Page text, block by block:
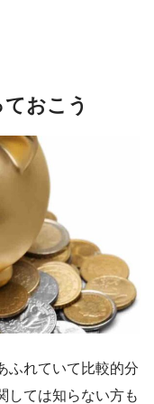
おこう
ふれていて比較的分
しては知らない方も